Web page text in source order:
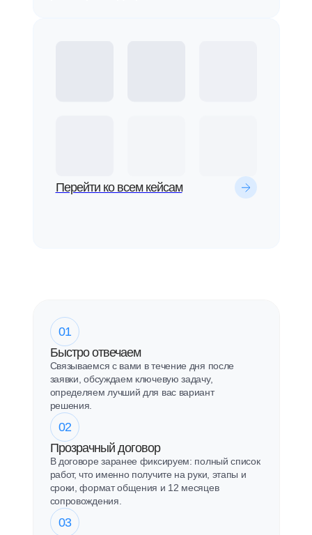
Перейти ко всем кейсам
01
Быстро отвечаем
Связываемся с вами в течение дня после
заявки, обсуждаем ключевую задачу,
определяем лучший для вас вариант
решения.
02
Прозрачный договор
В договоре заранее фиксируем: полный список
работ, что именно получите на руки, этапы и
сроки, формат общения и 12 месяцев
сопровождения.
03